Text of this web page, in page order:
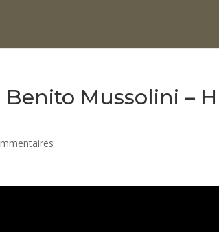
Mussolini –